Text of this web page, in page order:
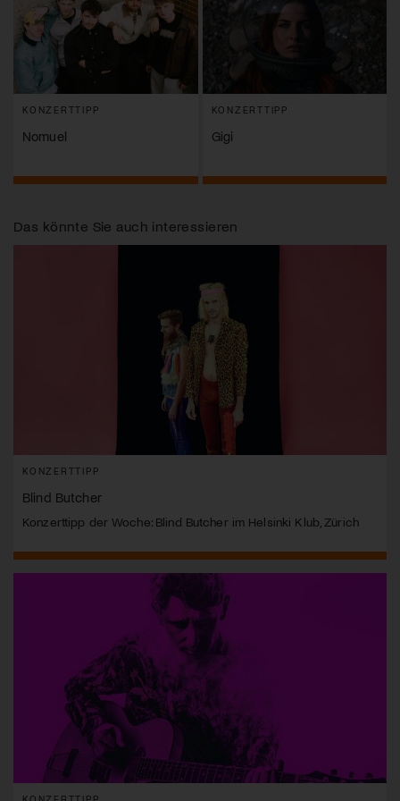
KONZERTTIPP
Nomuel
KONZERTTIPP
Gigi
Das könnte Sie auch interessieren
KONZERTTIPP
Blind Butcher
Konzerttipp der Woche: Blind Butcher im Helsinki Klub, Zürich